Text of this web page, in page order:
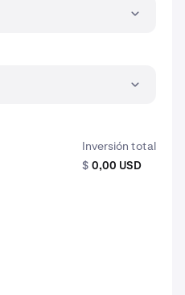
Inversión total
$ 0,00 USD